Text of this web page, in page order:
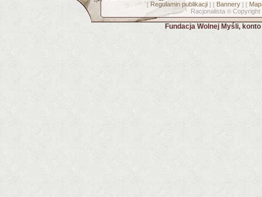
[ Regulamin publikacji] [ Bannery] [
Racjonalista © Copyright
Fundacja Wolnej Myśli,